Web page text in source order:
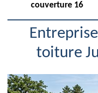
couverture 16
toiture